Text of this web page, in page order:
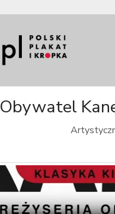
Obywatel